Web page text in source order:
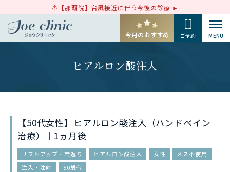
【那覇院】台風接近に伴う今後の診療
今月のおすすめ ご予約 MENU
ヒアルロン酸注入
【50代女性】ヒアルロン酸注入（ハンドベイン
治療）｜1ヵ月後
リフトアップ・若返り ヒアルロン酸注入 女性
メス不使用
注入・注射
50歳代